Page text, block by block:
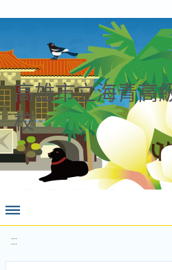
高雄市立海青高
校
:::